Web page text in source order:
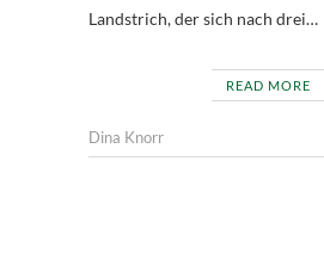
Landstrich, der sich nach drei…
READ MORE
Dina Knorr